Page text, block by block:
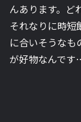
んあります。ど
それなりに時短
に合いそうなも
が好物なんです